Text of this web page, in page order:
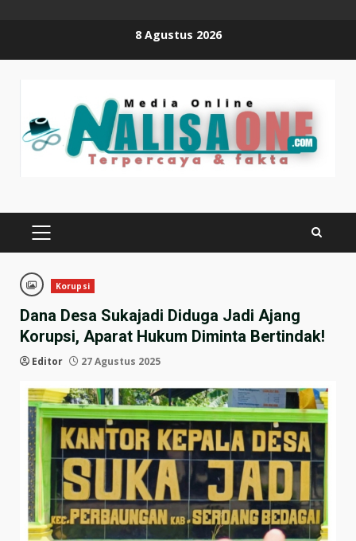
8 Agustus 2026
PRIMARY
Korupsi
Dana Desa Sukajadi Diduga Jadi Ajang
Korupsi, Aparat Hukum Diminta Bertindak!
Editor 27 Agustus 2025